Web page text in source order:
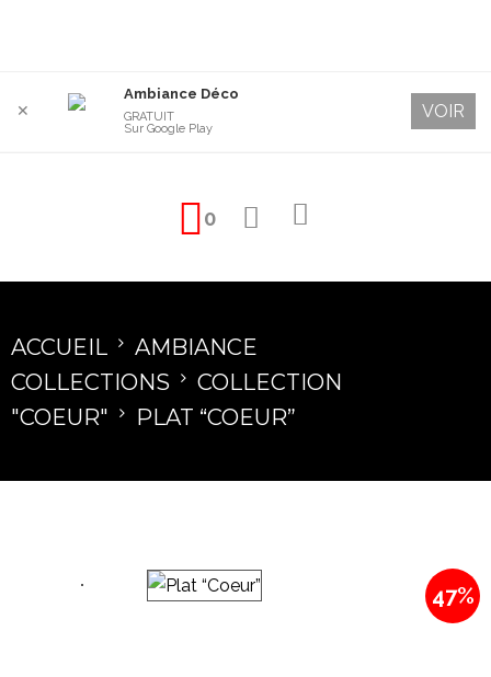
0
ACCUEIL
AMBIANCE
COLLECTIONS
COLLECTION
"COEUR"
PLAT “COEUR”
47%
✕
Ambiance Déco
GRATUIT
Sur Google Play
VOIR